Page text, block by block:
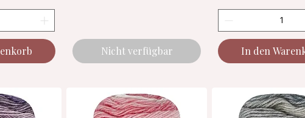
Nicht verfügbar In den